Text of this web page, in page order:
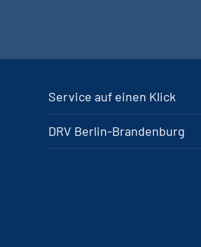
Service auf einen Klick
DRV Berlin-Brandenburg